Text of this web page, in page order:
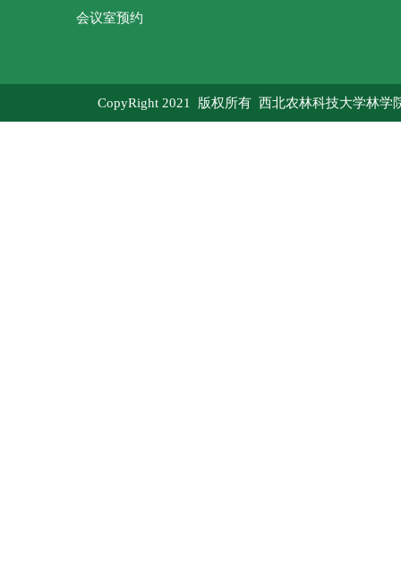
会议室预约
CopyRight 2021 版权所有 西北农林科技大学林